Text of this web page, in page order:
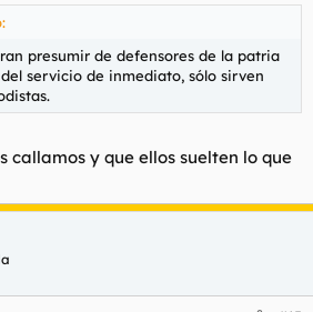
presumir de defensores de la patria
servicio de inmediato, sólo sirven
callamos y que ellos suelten lo que